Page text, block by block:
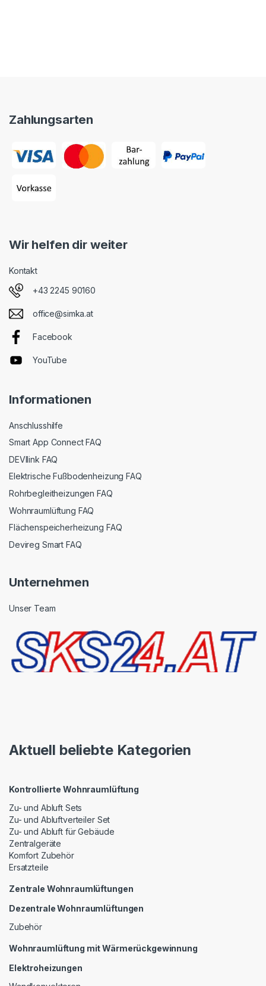
Zahlungsarten
Wir helfen dir weiter
Kontakt
+43 2245 90160
office@simka.at
Facebook
YouTube
Informationen
Anschlusshilfe
Smart App Connect FAQ
DEVIlink FAQ
Elektrische Fußbodenheizung FAQ
Rohrbegleitheizungen FAQ
Wohnraumlüftung FAQ
Flächenspeicherheizung FAQ
Devireg Smart FAQ
Unternehmen
Unser Team
Aktuell beliebte Kategorien
Kontrollierte Wohnraumlüftung
Zu- und Abluft Sets
Zu- und Abluftverteiler Set
Zu- und Abluft für Gebäude
Zentralgeräte
Komfort Zubehör
Ersatzteile
Zentrale Wohnraumlüftungen
Dezentrale Wohnraumlüftungen
Zubehör
Wohnraumlüftung mit Wärmerückgewinnung
Elektroheizungen